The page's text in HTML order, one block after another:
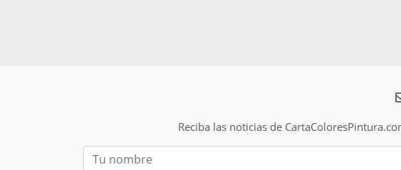
Reciba las noticias de
Nom